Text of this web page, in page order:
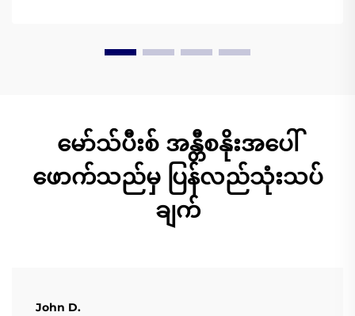
မော်သ်ပီးစ် အန္တီစနိုးအပေါ်
ဖောက်သည်မှ ပြန်လည်သုံးသပ်
ချက်
John D.